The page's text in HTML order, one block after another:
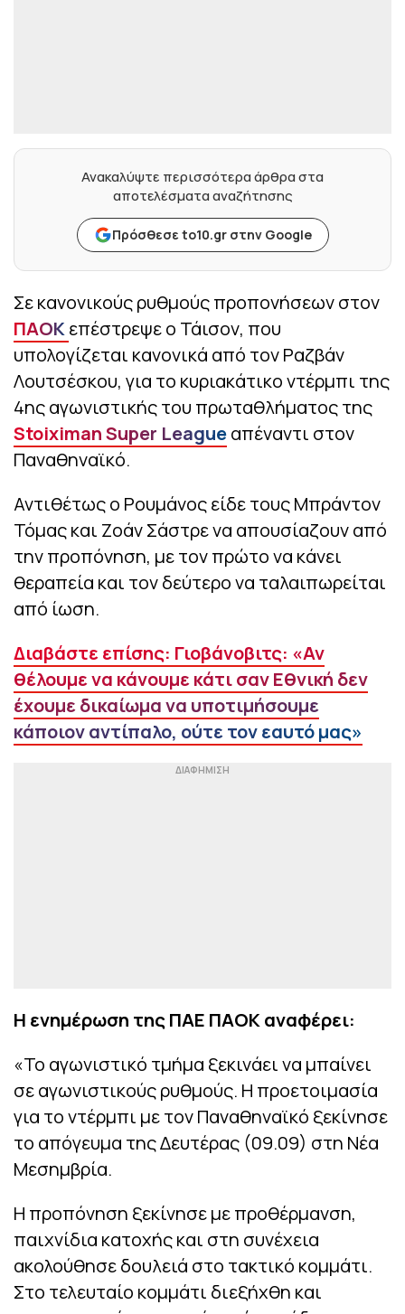
Ανακαλύψτε περισσότερα άρθρα στα
αποτελέσματα αναζήτησης
Πρόσθεσε to10.gr στην Google
Σε κανονικούς ρυθμούς προπονήσεων στον
ΠΑΟΚεπέστρεψε ο Τάισον, που
υπολογίζεται κανονικά από τον Ραζβάν
Λουτσέσκου, για το κυριακάτικο ντέρμπι της
4ης αγωνιστικής του πρωταθλήματος της
Stoiximan Super Leagueαπέναντι στον
Παναθηναϊκό.
Αντιθέτως ο Ρουμάνος είδε τους Μπράντον
Τόμας και Ζοάν Σάστρε να απουσίαζουν από
την προπόνηση, με τον πρώτο να κάνει
θεραπεία και τον δεύτερο να ταλαιπωρείται
από ίωση.
Διαβάστε επίσης: Γιοβάνοβιτς: «Αν
θέλουμε να κάνουμε κάτι σαν Εθνική δεν
έχουμε δικαίωμα να υποτιμήσουμε
κάποιον αντίπαλο, ούτε τον εαυτό μας»
Η ενημέρωση της ΠΑΕ ΠΑΟΚ αναφέρει:
«Το αγωνιστικό τμήμα ξεκινάει να μπαίνει
σε αγωνιστικούς ρυθμούς. Η προετοιμασία
για το ντέρμπι με τον Παναθηναϊκό ξεκίνησε
το απόγευμα της Δευτέρας (09.09) στη Νέα
Μεσημβρία.
Η προπόνηση ξεκίνησε με προθέρμανση,
παιχνίδια κατοχής και στη συνέχεια
ακολούθησε δουλειά στο τακτικό κομμάτι.
Στο τελευταίο κομμάτι διεξήχθη και